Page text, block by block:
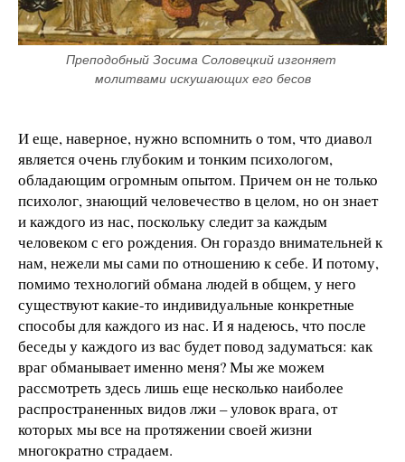
Преподобный Зосима Соловецкий изгоняет
молитвами искушающих его бесов
И еще, наверное, нужно вспомнить о том, что диавол
является очень глубоким и тонким психологом,
обладающим огромным опытом. Причем он не только
психолог, знающий человечество в целом, но он знает
и каждого из нас, поскольку следит за каждым
человеком с его рождения. Он гораздо внимательней к
нам, нежели мы сами по отношению к себе. И потому,
помимо технологий обмана людей в общем, у него
существуют какие-то индивидуальные конкретные
способы для каждого из нас. И я надеюсь, что после
беседы у каждого из вас будет повод задуматься: как
враг обманывает именно меня? Мы же можем
рассмотреть здесь лишь еще несколько наиболее
распространенных видов лжи – уловок врага, от
которых мы все на протяжении своей жизни
многократно страдаем.